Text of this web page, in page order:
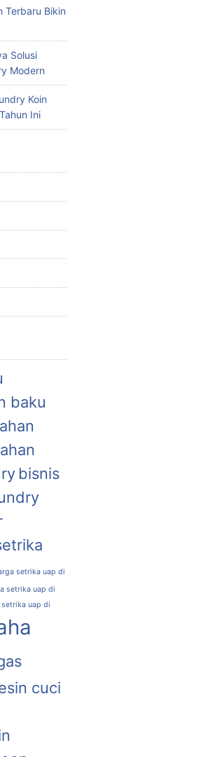
Terbaru Bikin
Solusi
Modern
Koin
Ini
baku
bisnis
setrika uap di
setrika uap di
setrika uap di
cuci